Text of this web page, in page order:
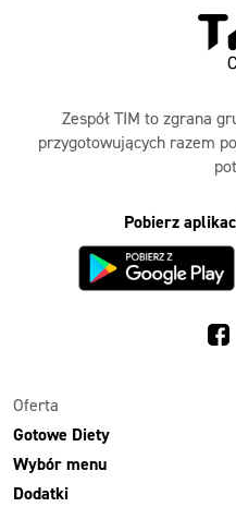
Zespół TIM to zgrana
przygotowujących razem
Pobierz
Oferta
Gotowe Diety
Wybór menu
Dodatki